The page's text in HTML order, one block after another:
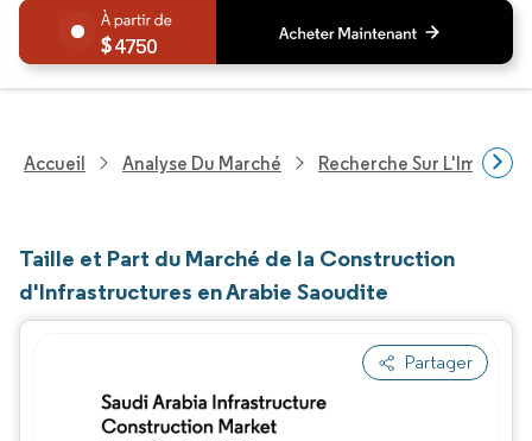
4750
Accueil Analyse Du Marché Recherche Sur
Taille et Part du Marché de la Construction
d'Infrastructures en Arabie Saoudite
Partager